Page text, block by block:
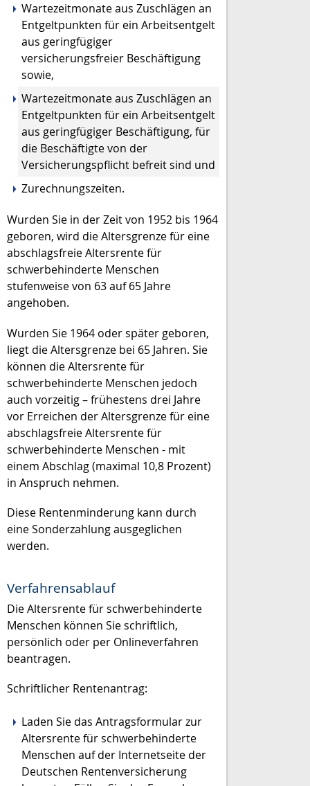
Wartezeitmonate aus Zuschlägen an
Entgeltpunkten für ein Arbeitsentgelt
aus geringfügiger
versicherungsfreier Beschäftigung
sowie,
Wartezeitmonate aus Zuschlägen an
Entgeltpunkten für ein Arbeitsentgelt
aus geringfügiger Beschäftigung, für
die Beschäftigte von der
Versicherungspflicht befreit sind und
Zurechnungszeiten.
Wurden Sie in der Zeit von 1952 bis 1964
geboren, wird die Altersgrenze für eine
abschlagsfreie Altersrente für
schwerbehinderte Menschen
stufenweise von 63 auf 65 Jahre
angehoben.
Wurden Sie 1964 oder später geboren,
liegt die Altersgrenze bei 65 Jahren. Sie
können die Altersrente für
schwerbehinderte Menschen jedoch
auch vorzeitig – frühestens drei Jahre
vor Erreichen der Altersgrenze für eine
abschlagsfreie Altersrente für
schwerbehinderte Menschen - mit
einem Abschlag (maximal 10,8 Prozent)
in Anspruch nehmen.
Diese Rentenminderung kann durch
eine Sonderzahlung ausgeglichen
werden.
Verfahrensablauf
Die Altersrente für schwerbehinderte
Menschen können Sie schriftlich,
persönlich oder per Onlineverfahren
beantragen.
Schriftlicher Rentenantrag:
Laden Sie das Antragsformular zur
Altersrente für schwerbehinderte
Menschen auf der Internetseite der
Deutschen Rentenversicherung